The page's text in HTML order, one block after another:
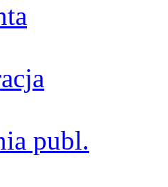
publ.